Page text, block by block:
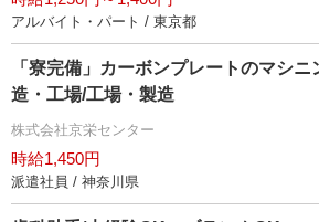
アルバイト・パート / 東京都
「寮完備」カーボンプレートのマシ
造・工場/工場・製造
株式会社京栄センター
時給1,450円
派遣社員 / 神奈川県